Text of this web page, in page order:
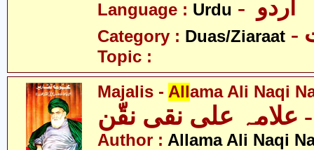
Language : Urdu
Category : Duas/Ziaraat
Topic :
Majalis - Allama Ali Naqi
علی نقی نقّن
Author : Allama Ali Naqi